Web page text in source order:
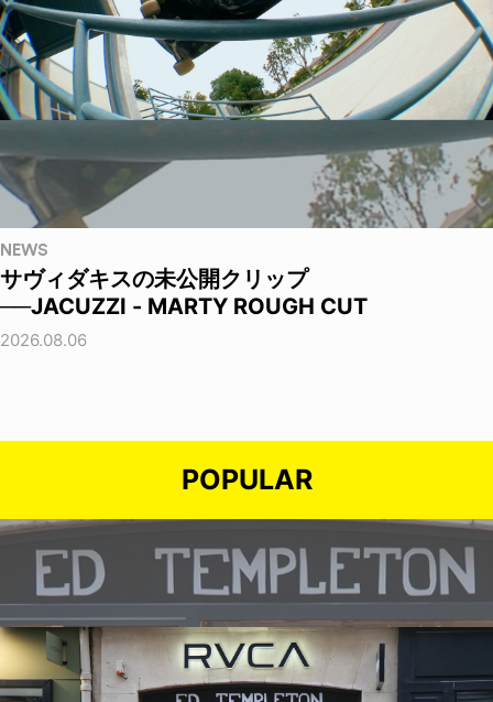
NEWS
サヴィダキスの未公開クリップ
──JACUZZI - MARTY ROUGH CUT
2026.08.06
POPULAR